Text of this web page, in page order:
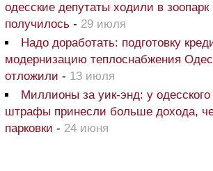
одесские депутаты ходили в зоопарк
получилось - 29 июля
Надо доработать: подготовку
модернизацию теплоснабжения
отложили - 13 июля
Миллионы за уик-энд: у
штрафы принесли больше дохода,
парковки - 24 июня